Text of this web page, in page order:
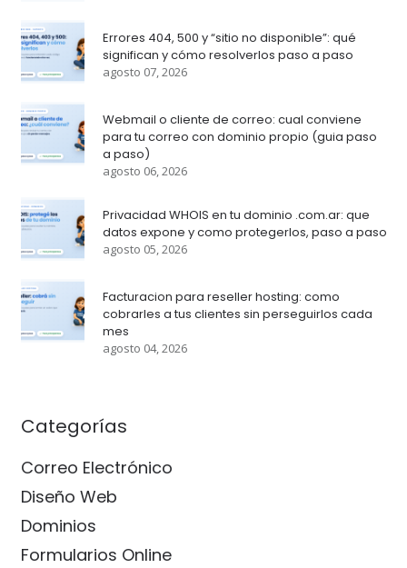
Errores 404, 500 y “sitio no disponible”: qué
significan y cómo resolverlos paso a paso
agosto 07, 2026
Webmail o cliente de correo: cual conviene
para tu correo con dominio propio (guia paso
a paso)
agosto 06, 2026
Privacidad WHOIS en tu dominio .com.ar: que
datos expone y como protegerlos, paso a paso
agosto 05, 2026
Facturacion para reseller hosting: como
cobrarles a tus clientes sin perseguirlos cada
mes
agosto 04, 2026
Categorías
Correo Electrónico
Diseño Web
Dominios
Formularios Online